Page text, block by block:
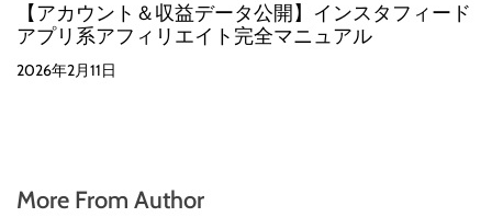
【アカウント＆収益データ公開】インスタフィード
アプリ系アフィリエイト完全マニュアル
2026年2月11日
More From Author